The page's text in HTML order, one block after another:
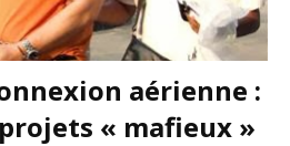
aérienne :
« mafieux »